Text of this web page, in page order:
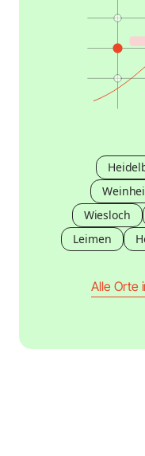
Wiesloch
Leimen
Alle Orte